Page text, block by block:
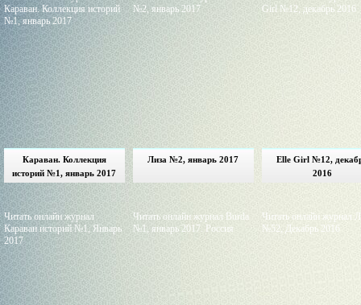
Караван. Коллекция историй
№1, январь 2017
Караван. Коллекция
историй №1, январь 2017
№2, январь 2017
Лиза №2, январь 2017
Girl №12, декабрь 2016
Elle Girl №12,
2016
Читать онлайн журнал
Караван историй №1, Январь
2017
Читать онлайн журнал Burda
№1, январь 2017. Россия
Читать онлайн журнал
№52, Декабрь 2016